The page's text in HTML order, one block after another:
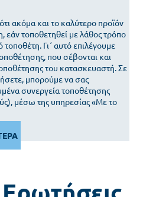
ακόμα και το καλύτερο προϊόν
εάν τοποθετηθεί με λάθος τρόπο
Γι΄ αυτό επιλέγουμε
που σέβονται και
του κατασκευαστή. Σε
μπορούμε να σας
συνεργεία τοποθέτησης
μέσω της υπηρεσίας «Με το